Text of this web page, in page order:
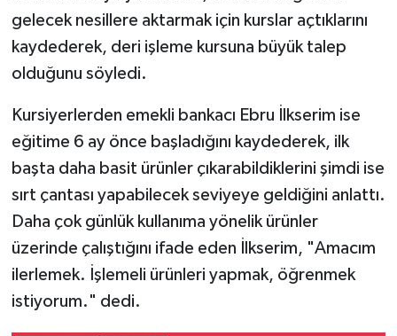
gelecek nesillere aktarmak için kurslar açtıklarını
kaydederek, deri işleme kursuna büyük talep
olduğunu söyledi.
Kursiyerlerden emekli bankacı Ebru İlkserim ise
eğitime 6 ay önce başladığını kaydederek, ilk
başta daha basit ürünler çıkarabildiklerini şimdi ise
sırt çantası yapabilecek seviyeye geldiğini anlattı.
Daha çok günlük kullanıma yönelik ürünler
üzerinde çalıştığını ifade eden İlkserim, "Amacım
ilerlemek. İşlemeli ürünleri yapmak, öğrenmek
istiyorum." dedi.